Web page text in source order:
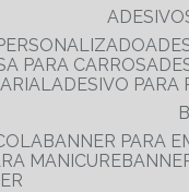
PARA CARROS
ADESIVO
BANNER PARA
MANICURE